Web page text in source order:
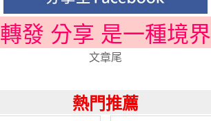
轉發 分享 是一種境界
文章尾
熱門推薦